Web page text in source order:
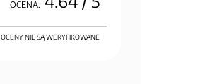
OCENA:
OCENY NIE SĄ WERYFIKOWANE